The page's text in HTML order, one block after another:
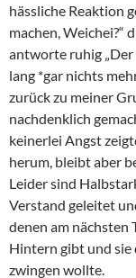
hässliche Reaktion
machen, Weichei?“
antworte ruhig
lang *gar nichts
zurück zu meiner
nachdenklich
keinerlei Angst
herum, bleibt aber
Leider sind
Verstand geleitet
denen am nächsten
Hintern gibt und sie
zwingen wollte.